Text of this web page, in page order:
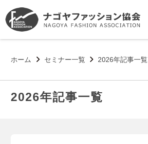
ホーム セミナー一覧 2026年記事一覧
2026年記事一覧